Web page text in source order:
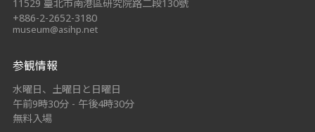
11529 臺北市南港區研究院路二段130號
+886-2-2652-3180
museum@asihp.net
参観情報
水曜日、土曜日と日曜日
午前9時30分 - 午後4時30分
無料入場